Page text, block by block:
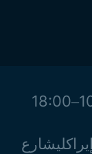
شارع